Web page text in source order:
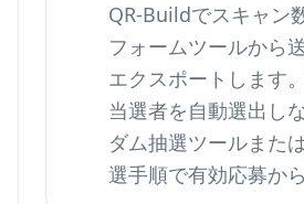
QR-Buildでスキャン
フォームツールから
エクスポートします
当選者を自動選出し
ダム抽選ツールまた
選手順で有効応募か